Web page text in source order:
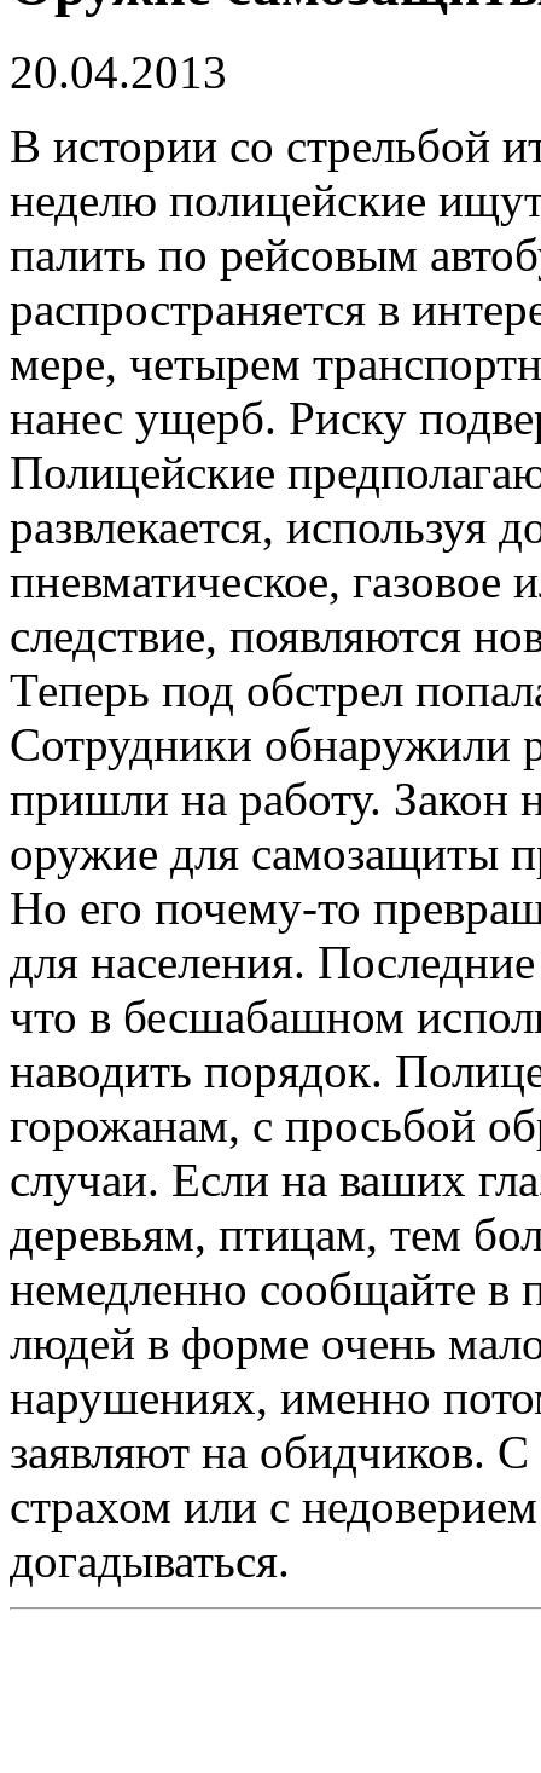
20.04.2013
В истории со стрельбой
неделю полицейские
палить по рейсовым
распространяется в
мере, четырем
нанес ущерб. Риску
Полицейские
развлекается, используя
пневматическое, газовое
следствие, появляются
Теперь под обстрел
Сотрудники обнаружили
пришли на работу. Закон
оружие для самозащиты
Но его почему-то
для населения.
что в бесшабашном
наводить порядок.
горожанам, с просьбой
случаи. Если на ваших
деревьям, птицам, тем
немедленно сообщайте
людей в форме очень
нарушениях, именно
заявляют на обидчиков.
страхом или с
догадываться.